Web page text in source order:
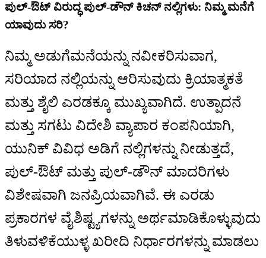
ಪುಲ್-ಔಟ್ ವಿರುದ್ಧ ಪುಲ್-ಡೌನ್ ಕಿಚನ್ ನಲ್ಲಿಗಳು: ನಿಮ್ಮ ಮನೆಗೆ
ಯಾವುದು ಸರಿ?
ನಿಮ್ಮ ಅಡುಗೆಮನೆಯನ್ನು ನವೀಕರಿಸುವಾಗ,
ಸರಿಯಾದ ನಲ್ಲಿಯನ್ನು ಆರಿಸುವುದು ಕ್ರಿಯಾತ್ಮಕತೆ
ಮತ್ತು ಶೈಲಿ ಎರಡಕ್ಕೂ ಮುಖ್ಯವಾಗಿದೆ. ಉತ್ಪಾದನೆ
ಮತ್ತು ಸಗಟು ವಿದೇಶಿ ವ್ಯಾಪಾರ ಕಂಪನಿಯಾಗಿ,
ಯುನಿಕ್ ವಿವಿಧ ಅಡಿಗೆ ನಲ್ಲಿಗಳನ್ನು ನೀಡುತ್ತದೆ,
ಪುಲ್-ಔಟ್ ಮತ್ತು ಪುಲ್-ಡೌನ್ ಮಾದರಿಗಳು
ವಿಶೇಷವಾಗಿ ಜನಪ್ರಿಯವಾಗಿವೆ. ಈ ಎರಡು
ಪ್ರಕಾರಗಳ ವೈಶಿಷ್ಟ್ಯಗಳನ್ನು ಅರ್ಥಮಾಡಿಕೊಳ್ಳುವುದು
ತಿಳುವಳಿಕೆಯುಳ್ಳ ಖರೀದಿ ನಿರ್ಧಾರಗಳನ್ನು ಮಾಡಲು